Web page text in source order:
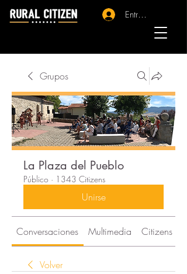
Entrar - Registro
Grupos
La Plaza del Pueblo
Público · 1343 Citizens
Unirse
Conversaciones Multimedia Citizens
Volver